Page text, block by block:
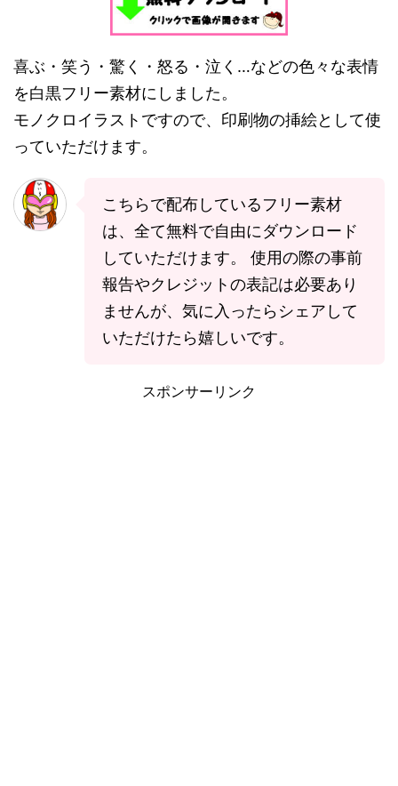
喜ぶ・笑う・驚く・怒る・泣く…などの色々な表情
を白黒フリー素材にしました。
モノクロイラストですので、印刷物の挿絵として使
っていただけます。
こちらで配布しているフリー素材
は、全て無料で自由にダウンロード
していただけます。 使用の際の事前
報告やクレジットの表記は必要あり
ませんが、気に入ったらシェアして
いただけたら嬉しいです。
スポンサーリンク